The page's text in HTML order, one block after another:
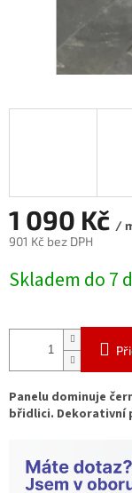
1 090 Kč /
901 Kč bez DPH
cena:
Skladem do 7
Panelu dominuje
břidlici. Dekorativní